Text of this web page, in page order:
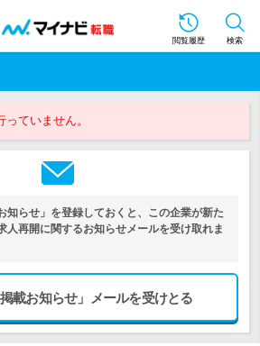
閲覧履歴 検索
ていません。
知らせ」を登録しておくと、この企業が新た
人再開に関するお知らせメールを受け取れま
載お知らせ」メールを受けとる